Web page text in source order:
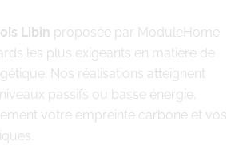
Libin proposée par ModuleHome
les plus exigeants en matière de
Nos réalisations atteignent
passifs ou basse énergie,
votre empreinte carbone et vos